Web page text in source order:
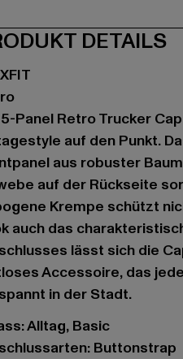
DETAILS
Panel Retro Trucker
auf den Punkt.
aus robuster
auf der Rückseite
Krempe schützt
auch das
lässt sich die
Accessoire, das
in der Stadt.
Alltag, Basic
Buttonstrap